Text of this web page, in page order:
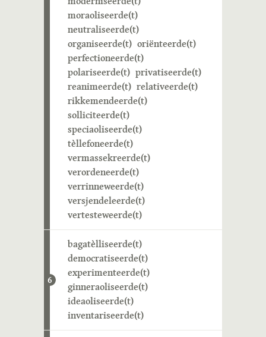
moraoliseerde(t)
neutraliseerde(t)
organiseerde(t) oriënteerde(t)
perfectioneerde(t)
polariseerde(t) privatiseerde(t)
reanimeerde(t) relativeerde(t)
rikkemendeerde(t)
solliciteerde(t)
speciaoliseerde(t)
tèllefoneerde(t)
vermassekreerde(t)
verordeneerde(t)
verrinneweerde(t)
versjendeleerde(t)
vertesteweerde(t)
6
bagatèlliseerde(t)
democratiseerde(t)
experimenteerde(t)
ginneraoliseerde(t)
ideaoliseerde(t)
inventariseerde(t)